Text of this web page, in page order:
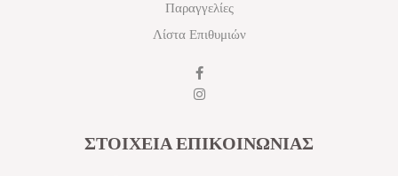
Παραγγελίες
Λίστα Επιθυμιών
ΣΤΟΙΧΕΙΑ ΕΠΙΚΟΙΝΩΝΙΑΣ